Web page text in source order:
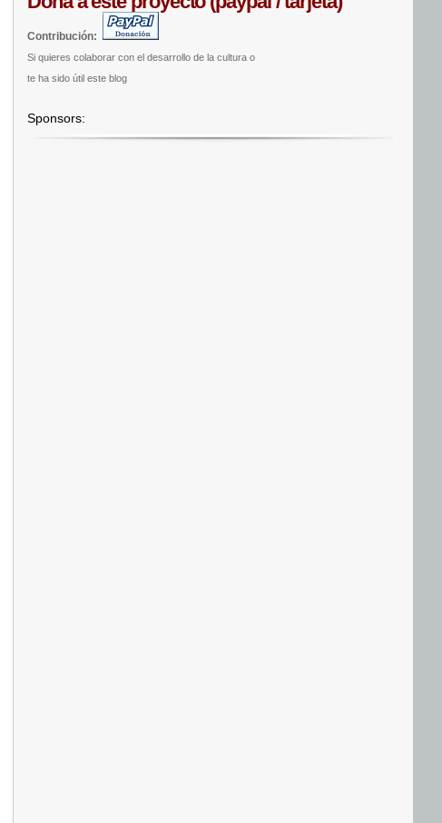
Contribución:
Si quieres colaborar con el desarrollo de la cultura o
te ha sido útil este blog
Sponsors: